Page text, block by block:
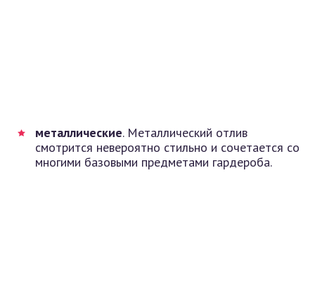
металлические. Металлический отлив
смотрится невероятно стильно и сочетается со
многими базовыми предметами гардероба.